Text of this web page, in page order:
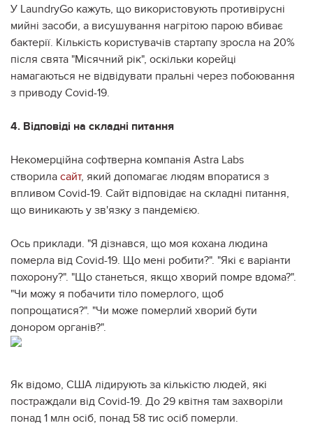
У LaundryGo кажуть, що використовують противірусні
мийні засоби, а висушування нагрітою парою вбиває
бактерії. Кількість користувачів стартапу зросла на 20%
після свята "Місячний рік", оскільки корейці
намагаються не відвідувати пральні через побоювання
з приводу Covid-19.
4. Відповіді на складні питання
Некомерційна софтверна компанія Astra Labs
створила сайт, який допомагає людям впоратися з
впливом Covid-19. Сайт відповідає на складні питання,
що виникають у зв'язку з пандемією.
Ось приклади. "Я дізнався, що моя кохана людина
померла від Covid-19. Що мені робити?". "Які є варіанти
похорону?". "Що станеться, якщо хворий помре вдома?".
"Чи можу я побачити тіло померлого, щоб
попрощатися?". "Чи може померлий хворий бути
донором органів?".
Як відомо, США лідирують за кількістю людей, які
постраждали від Covid-19. До 29 квітня там захворіли
понад 1 млн осіб, понад 58 тис осіб померли.